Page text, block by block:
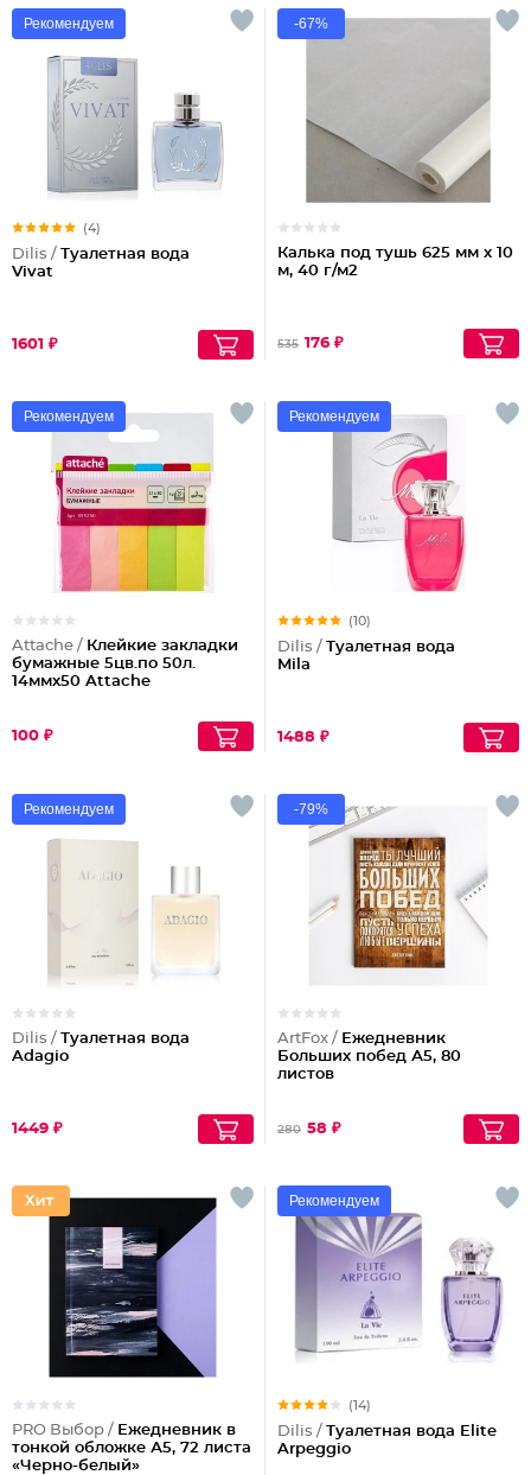
Рекомендуем
(4)
Dilis / Туалетная вода
Vivat
1601 ₽
-67%
Калька под тушь 625 мм х 10
м, 40 г/м2
535 176 ₽
Рекомендуем
Attache / Клейкие закладки
бумажные 5цв.по 50л.
14ммх50 Attache
100 ₽
Рекомендуем
(10)
Dilis / Туалетная вода
Mila
1488 ₽
Рекомендуем
Dilis / Туалетная вода
Adagio
1449 ₽
-79%
ArtFox / Ежедневник
Больших побед А5, 80
листов
280 58 ₽
PRO Выбор / Ежедневник в
тонкой обложке А5, 72 листа
«Черно-белый»
Рекомендуем
(14)
Dilis / Туалетная вода Elite
Arpeggio